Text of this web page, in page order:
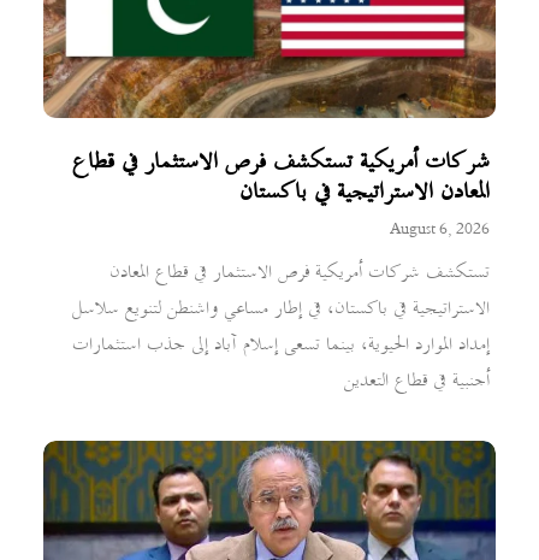
شركات أمريكية تستكشف فرص الاستثمار في قطاع
المعادن الاستراتيجية في باكستان
August 6, 2026
تستكشف شركات أمريكية فرص الاستثمار في قطاع المعادن
الاستراتيجية في باكستان، في إطار مساعي واشنطن لتنويع سلاسل
إمداد الموارد الحيوية، بينما تسعى إسلام آباد إلى جذب استثمارات
أجنبية في قطاع التعدين